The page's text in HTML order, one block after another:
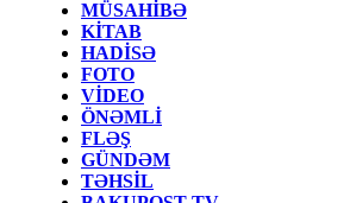
MÜSAHİBƏ
KİTAB
HADİSƏ
FOTO
VİDEO
ÖNƏMLİ
FLƏŞ
GÜNDƏM
TƏHSİL